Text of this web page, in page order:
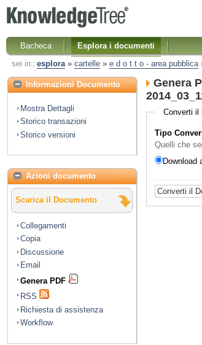
Bacheca Esplora i documenti
sei in:: esplora» cartelle» e d o t t o - area pubblica
Informazioni Documento
Mostra Dettagli
Storico transazioni
Storico versioni
Azioni documento
Scarica il Documento
Collegamenti
Copia
Discussione
Email
Genera PDF
RSS
Richiesta di assistenza
Workflow
Genera
Converti il
Tipo
Quelli che
Download